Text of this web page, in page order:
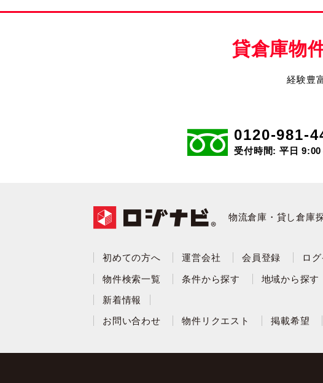
貸倉庫物
経験豊
0120-981-
受付時間: 平日
物流倉庫・貸し倉庫
初めての方へ 運営会社 会員登録 ロ
物件検索一覧 条件から探す 地域から探す
新着情報
お問い合わせ 物件リクエスト 掲載希望